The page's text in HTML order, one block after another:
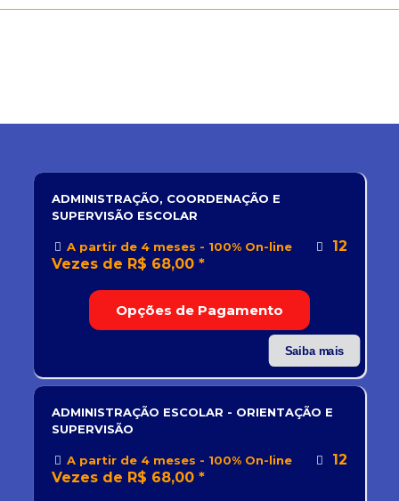
Opções de Pagamento
Saiba mais
ADMINISTRAÇÃO, COORDENAÇÃO E
SUPERVISÃO ESCOLAR
A partir de 4 meses - 100% On-line
12
Vezes de R$ 68,00 *
ADMINISTRAÇÃO ESCOLAR - ORIENTAÇÃO E
SUPERVISÃO
A partir de 4 meses - 100% On-line
12
Vezes de R$ 68,00 *